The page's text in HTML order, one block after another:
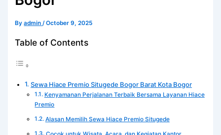
Byadmin/October 9, 2025
Table of Contents
Sewa Hiace Premio Situgede Bogor Barat Kota Bogor
Kenyamanan Perjalanan Terbaik Bersama Layanan Hiace
Premio
Alasan Memilih Sewa Hiace Premio Situgede